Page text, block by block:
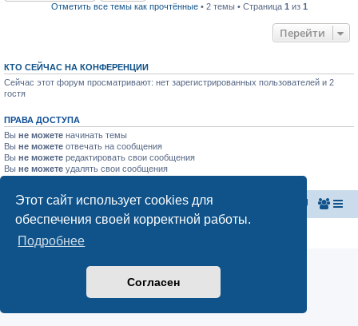
Этот сайт использует cookies для
обеспечения своей корректной работы.
Подробнее
Согласен
Отметить все темы как прочтённые• 2 темы • Страница 1 из 1
Перейти
КТО СЕЙЧАС НА КОНФЕРЕНЦИИ
Сейчас этот форум просматривают: нет зарегистрированных пользователей и 2
гостя
ПРАВА ДОСТУПА
Вы не можете начинать темы
Вы не можете отвечать на сообщения
Вы не можете редактировать свои сообщения
Вы не можете удалять свои сообщения
Главная страница Список форумов